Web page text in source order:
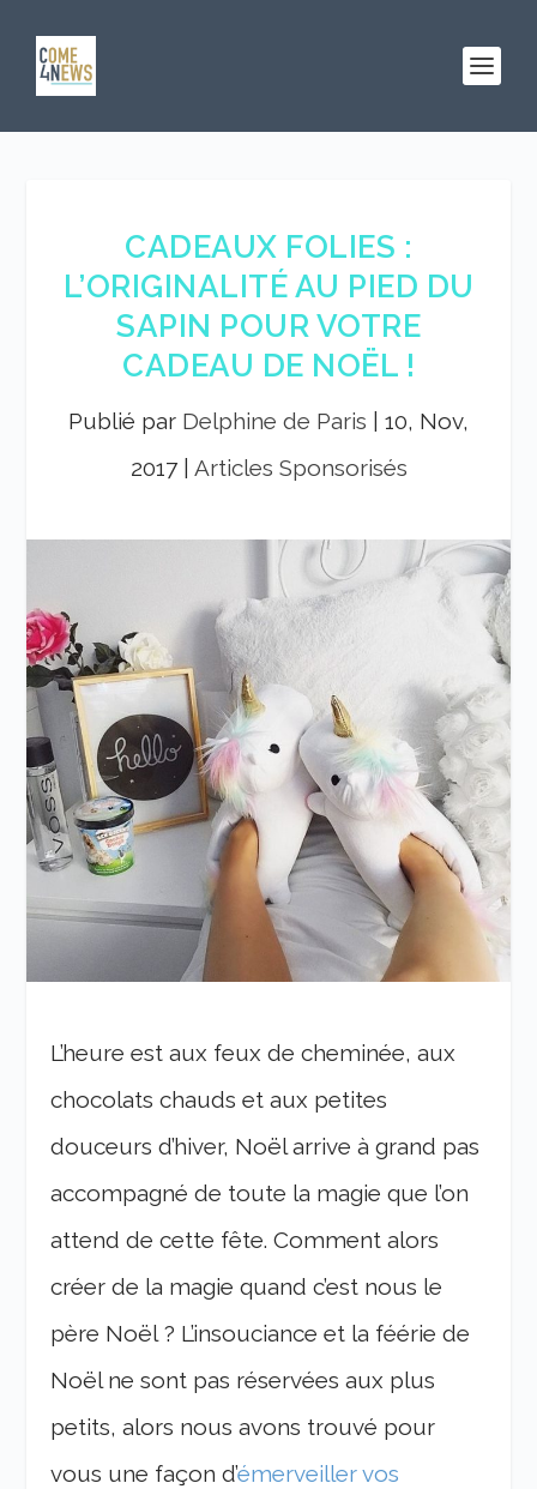
CADEAUX FOLIES :
L’ORIGINALITÉ AU PIED DU
SAPIN POUR VOTRE
CADEAU DE NOËL !
Publié par Delphine de Paris
10, Nov,
2017| Articles Sponsorisés
L’heure est aux feux de cheminée, aux
chocolats chauds et aux petites
douceurs d’hiver, Noël arrive à grand pas
accompagné de toute la magie que l’on
attend de cette fête. Comment alors
créer de la magie quand c’est nous le
père Noël ? L’insouciance et la féérie de
Noël ne sont pas réservées aux plus
petits, alors nous avons trouvé pour
vous une façon d’émerveiller vos